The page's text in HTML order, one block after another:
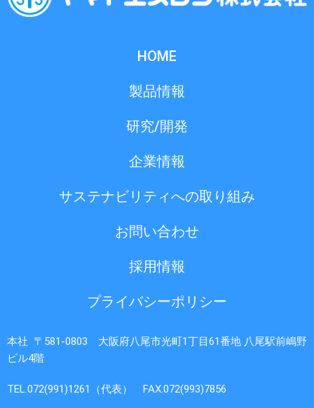
HOME
製品情報
研究/開発
企業情報
サステナビリティへの取り組み
お問い合わせ
採用情報
プライバシーポリシー
本社 〒581-0803 大阪府八尾市光町1丁目61番地 八尾駅前嶋野
ビル4階
TEL.072(991)1261（代表） FAX.072(993)7856